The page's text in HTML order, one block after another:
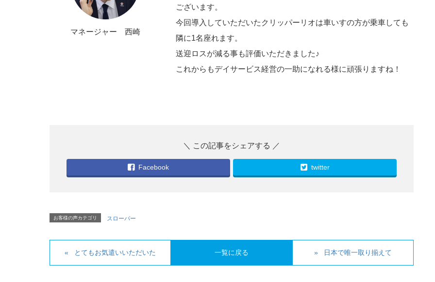
マネージャー 西崎
ございます。
今回導入していただいたクリッパーリオは車いすの方が乗車しても
隣に1名座れます。
送迎ロスが減る事も評価いただきました♪
これからもデイサービス経営の一助になれる様に頑張りますね！
Facebook twitter
お客様の声カテゴリ スローパー
とてもお気遣いいただいた 一覧に戻る 日本で唯一取り揃えて